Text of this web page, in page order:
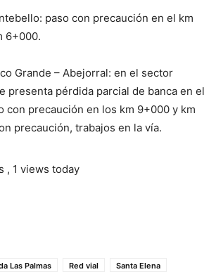
paso con precaución en el km
6+000.
Grande – Abejorral: en el sector
presenta pérdida parcial de banca en el
con precaución en los km 9+000 y km
precaución, trabajos en la vía.
, 1 views today
Las Palmas Red vial
Santa Elena